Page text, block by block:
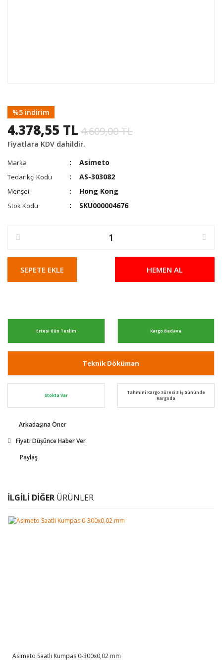
%5 indirim
4.378,55 TL 4.609,00 TL
Fiyatlara KDV dahildir.
Marka Asimeto
Tedarikçi Kodu AS-303082
Menşei Hong Kong
Stok Kodu SKU000004676
SEPETE EKLE HEMEN AL
Ertesi Gün Teslim Kargo Bedava
Teknik Döküman
Stokta Var
Tahmini Kargo Süresi 3 İş Gününde
Kargoda
Arkadaşına Öner
Fiyatı Düşünce Haber Ver
Paylaş
İLGİLİ DİĞER ÜRÜNLER
Asimeto Saatli Kumpas 0-300x0,02 mm